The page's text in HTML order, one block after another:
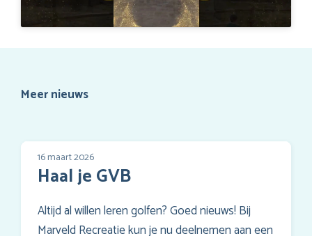
Meer nieuws
16 maart 2026
Haal je GVB
Altijd al willen leren golfen? Goed nieuws! Bij
Marveld Recreatie kun je nu deelnemen aan een